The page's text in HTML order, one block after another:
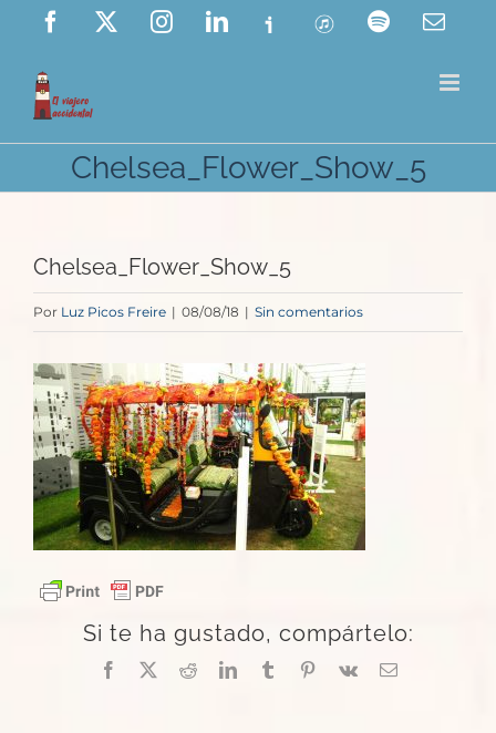
Saltar
contenido
Facebook InstagramLinkedIn
Ivoox ITunes Spotify
Chelsea_Flower_Show_5
Chelsea_Flower_Show_5
Por Luz Picos Freire | 08/08/18 | Sin comentarios
Si te ha gustado, compártelo:
Facebook
X RedditLinkedInTumblrPinterest
Vk
Correo